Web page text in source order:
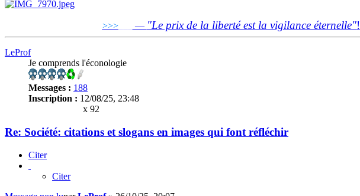
>>>___ — "Le prix de la liberté est la vigilance éternelle"!
LeProf
Je comprends l'éconologie
Messages : 188
Inscription : 12/08/25, 23:48
x 92
Re: Société: citations et slogans en images qui font réfléchir
Citer
Citer